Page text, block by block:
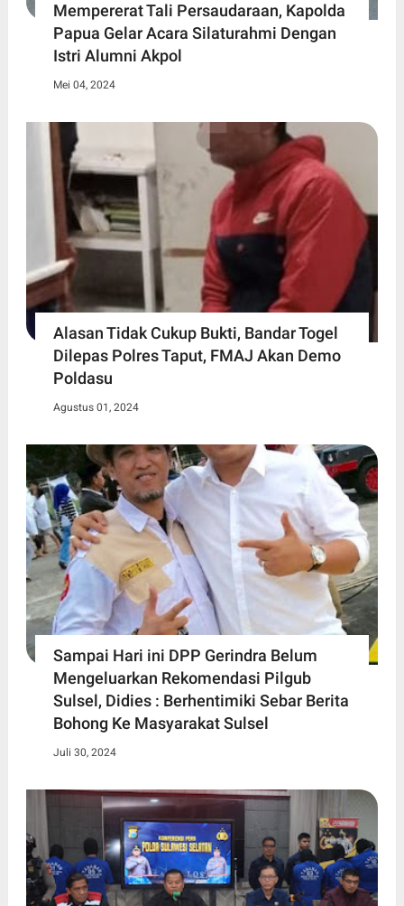
Mempererat Tali Persaudaraan, Kapolda
Papua Gelar Acara Silaturahmi Dengan
Istri Alumni Akpol
Mei 04, 2024
Alasan Tidak Cukup Bukti, Bandar Togel
Dilepas Polres Taput, FMAJ Akan Demo
Poldasu
Agustus 01, 2024
Sampai Hari ini DPP Gerindra Belum
Mengeluarkan Rekomendasi Pilgub
Sulsel, Didies : Berhentimiki Sebar Berita
Bohong Ke Masyarakat Sulsel
Juli 30, 2024